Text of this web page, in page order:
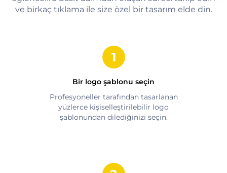
ve birkaç tıklama ile size özel bir tasarım elde din.
Bir logo şablonu seçin
Profesyoneller tarafından tasarlanan
yüzlerce kişiselleştirilebilir logo
şablonundan dilediğinizi seçin.